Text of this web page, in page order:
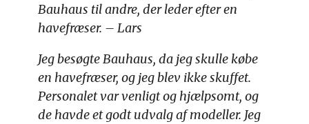
Bauhaus til andre, der leder efter en
havefræser. – Lars
Jeg besøgte Bauhaus, da jeg skulle købe
en havefræser, og jeg blev ikke skuffet.
Personalet var venligt og hjælpsomt, og
de havde et godt udvalg af modeller. Jeg